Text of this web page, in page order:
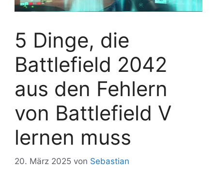
5 Dinge, die
Battlefield 2042
aus den Fehlern
von Battlefield V
lernen muss
20. März 2025 von Sebastian